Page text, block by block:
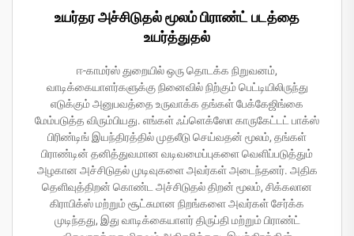
உயர்தர அச்சிடுதல் மூலம் பிராண்ட் படத்தை
உயர்த்துதல்
ஈ-காமர்ஸ் துறையில் ஒரு தொடக்க நிறுவனம்,
வாடிக்கையாளர்களுக்கு நினைவில் நிற்கும் பெட்டியிலிருந்து
எடுக்கும் அனுபவத்தை உருவாக்க தங்கள் பேக்கேஜிங்கை
மேம்படுத்த விரும்பியது. எங்கள் ஃப்ளெக்ஸோ காருகேட்டட் பாக்ஸ்
பிரிண்டிங் இயந்திரத்தில் முதலீடு செய்வதன் மூலம், தங்கள்
பிராண்டின் தனித்துவமான வடிவமைப்புகளை வெளிப்படுத்தும்
அழகான அச்சிடுதல் முடிவுகளை அவர்கள் அடைந்தனர். அதிக
தெளிவுத்திறன் கொண்ட அச்சிடுதல் திறன் மூலம், சிக்கலான
கிராபிக்ஸ் மற்றும் சூட்சுமான நிறங்களை அவர்கள் சேர்க்க
முடிந்தது, இது வாடிக்கையாளர் திருப்தி மற்றும் பிராண்ட்